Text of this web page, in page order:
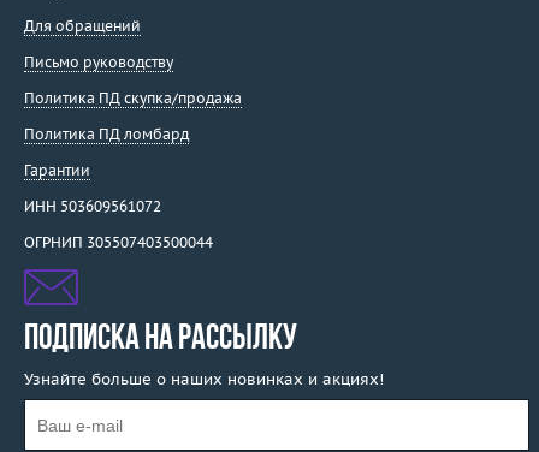
Для обращений
Письмо руководству
Политика ПД скупка/продажа
Политика ПД ломбард
Гарантии
ИНН 503609561072
ОГРНИП 305507403500044
ПОДПИСКА НА РАССЫЛКУ
Узнайте больше о наших новинках и акциях!